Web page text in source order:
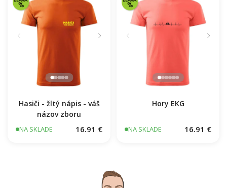
Hasiči - žltý nápis - váš
názov zboru
NA SKLADE 16.91 €
Hory EKG
NA SKLADE 16.91 €